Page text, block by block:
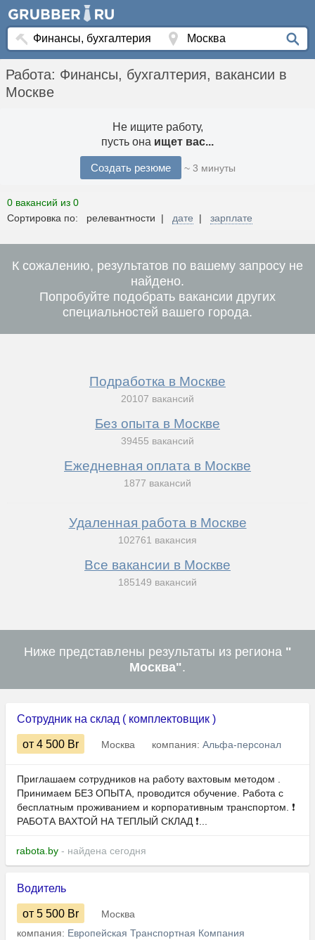
Работа: Финансы, бухгалтерия, вакансии в
Москве
Не ищите работу,
пусть она ищет вас...
Создать резюме ~ 3 минуты
0 вакансий из 0
Сортировка по: релевантности | дате | зарплате
К сожалению, результатов по вашему запросу не
найдено.
Попробуйте подобрать вакансии других
специальностей вашего города.
Подработка в Москве
20107 вакансий
Без опыта в Москве
39455 вакансий
Ежедневная оплата в Москве
1877 вакансий
Удаленная работа в Москве
102761 вакансия
Все вакансии в Москве
185149 вакансий
Ниже представлены результаты из региона "
Москва".
Сотрудник на склад ( комплектовщик )
от 4 500 Br Москва компания: Альфа-персонал
Приглашаем сотрудников на работу вахтовым методом .
Принимаем БЕЗ ОПЫТА, проводится обучение. Работа с
бесплатным проживанием и корпоративным транспортом. ❗
РАБОТА ВАХТОЙ НА ТЕПЛЫЙ СКЛАД ❗...
rabota.by - найдена сегодня
Водитель
от 5 500 Br
Москва
компания: Европейская Транспортная Компания